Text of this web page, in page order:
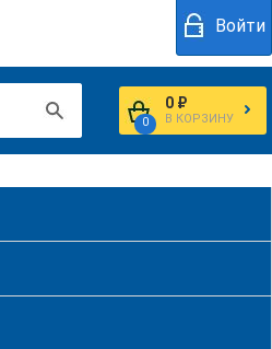
Войти
0
0 ₽
В КОРЗИНУ